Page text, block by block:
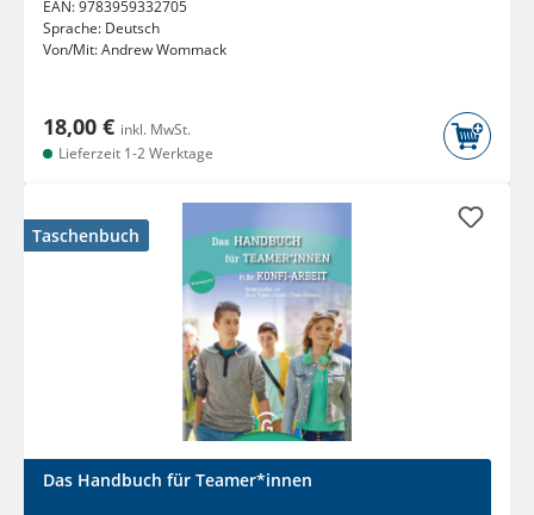
EAN:9783959332705
Sprache: Deutsch
Von/Mit:Andrew Wommack
18,00 € inkl. MwSt.
Lieferzeit 1-2 Werktage
Taschenbuch
Das Handbuch für Teamer*innen